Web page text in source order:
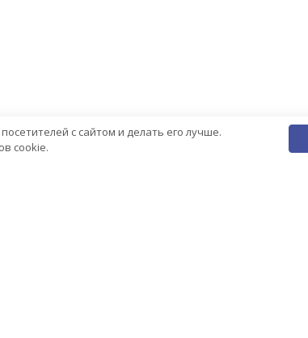
с сайтом и делать его лучше.
cookie.